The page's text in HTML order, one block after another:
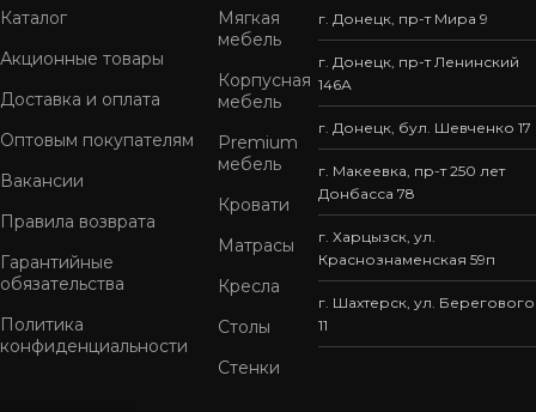
популярных стилях — от современного минимализма
до уютной классики. Готовые решения подойдут для
кухни, спальни, гостиной, прихожей или офиса.
Качество, проверенное временем
Мы используем тольконадежные материалыи
современные технологии производства. Это
обеспечивает мебели прочность, устойчивость к
износу и привлекательный внешний вид на долгие
годы.
Готовые решения — быстро и удобно
Вся мебель «СОтА» уже в наличии и готова к отправке.
Вам не придётся ждать изготовления — достаточно
Каталог
Акционные товары
Доставка и оплата
Оптовым покупателям
Вакансии
Правила возврата
Гарантийные
обязательства
Политика
конфиденциальности
Мягкая
мебель
Корпусная
мебель
Premium
мебель
Кровати
Матрасы
Кресла
Столы
Стенки
г. Донецк, пр-т Мира 9
г. Донецк, пр-т Ленинский
146А
г. Донецк, бул. Шевченко 17
г. Макеевка, пр-т 250 лет
Донбасса 78
г. Харцызск, ул.
Краснознаменская 59п
г. Шахтерск, ул. Берегового
11